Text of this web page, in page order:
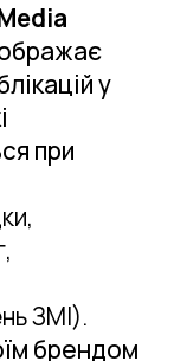
у
при
ЗМІ).
брендом